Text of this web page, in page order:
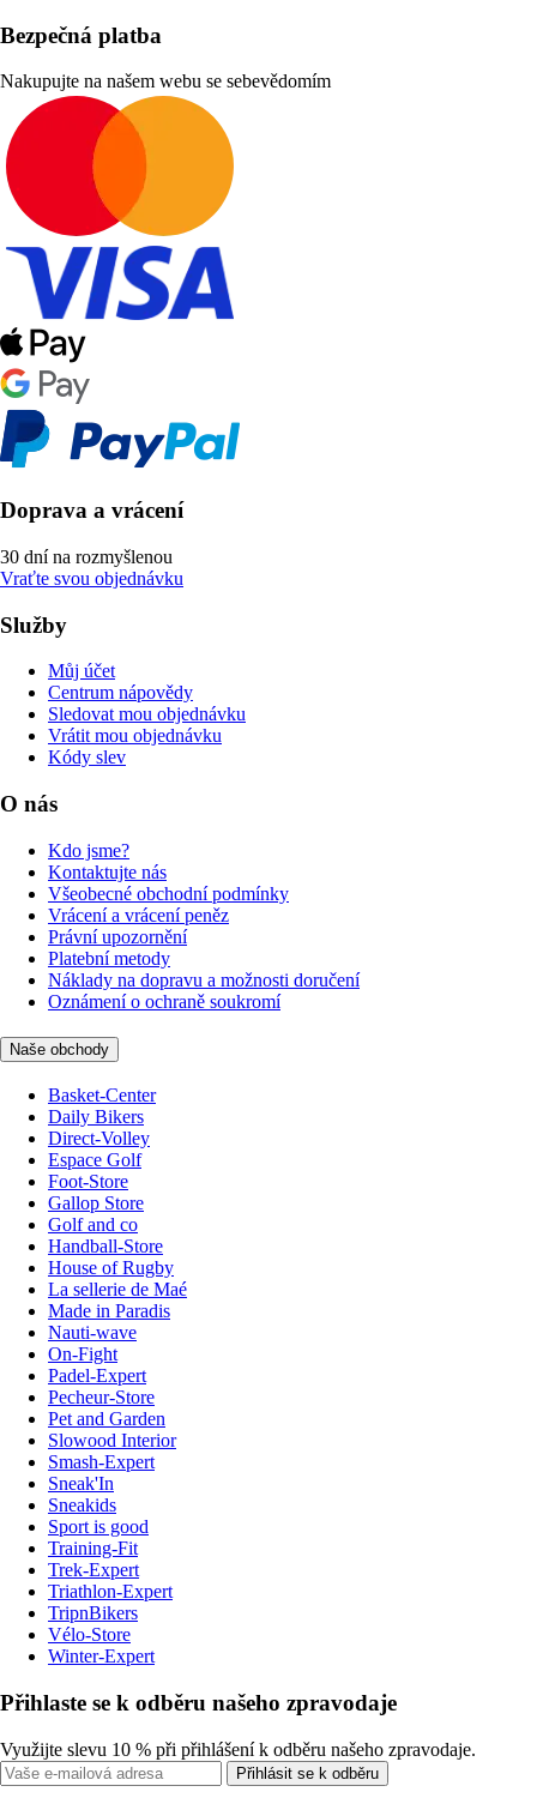
Bezpečná platba
Nakupujte na našem webu se sebevědomím
Doprava a vrácení
30 dní na rozmyšlenou
Vraťte svou objednávku
Služby
Můj účet
Centrum nápovědy
Sledovat mou objednávku
Vrátit mou objednávku
Kódy slev
O nás
Kdo jsme?
Kontaktujte nás
Všeobecné obchodní podmínky
Vrácení a vrácení peněz
Právní upozornění
Platební metody
Náklady na dopravu a možnosti doručení
Oznámení o ochraně soukromí
Naše obchody
Basket-Center
Daily Bikers
Direct-Volley
Espace Golf
Foot-Store
Gallop Store
Golf and co
Handball-Store
House of Rugby
La sellerie de Maé
Made in Paradis
Nauti-wave
On-Fight
Padel-Expert
Pecheur-Store
Pet and Garden
Slowood Interior
Smash-Expert
Sneak'In
Sneakids
Sport is good
Training-Fit
Trek-Expert
Triathlon-Expert
TripnBikers
Vélo-Store
Winter-Expert
Přihlaste se k odběru našeho zpravodaje
Využijte slevu 10 % při přihlášení k odběru našeho zpravodaje.
Přihlásit se k odběru